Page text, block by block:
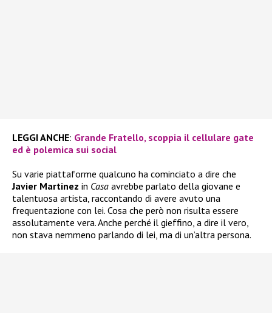
LEGGI ANCHE: Grande Fratello, scoppia il cellulare gate
ed è polemica sui social
Su varie piattaforme qualcuno ha cominciato a dire che
Javier Martinez in Casa avrebbe parlato della giovane e
talentuosa artista, raccontando di avere avuto una
frequentazione con lei. Cosa che però non risulta essere
assolutamente vera. Anche perché il gieffino, a dire il vero,
non stava nemmeno parlando di lei, ma di un’altra persona.